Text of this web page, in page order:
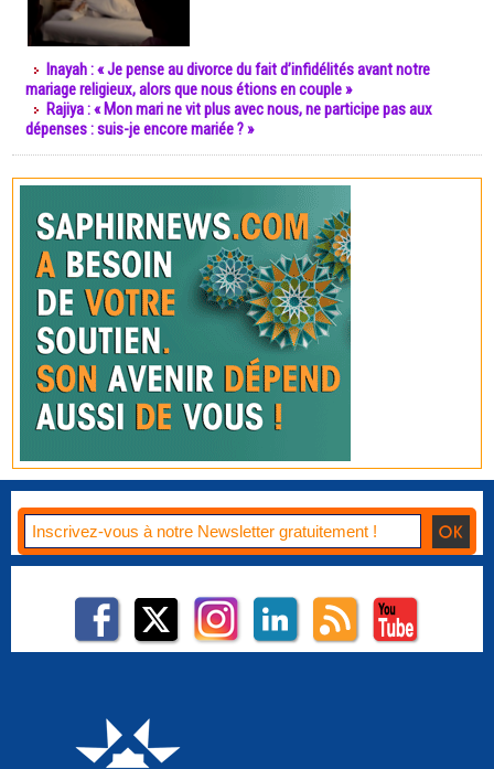
Inayah : « Je pense au divorce du fait d’infidélités avant notre
mariage religieux, alors que nous étions en couple »
Rajiya : « Mon mari ne vit plus avec nous, ne participe pas aux
dépenses : suis-je encore mariée ? »